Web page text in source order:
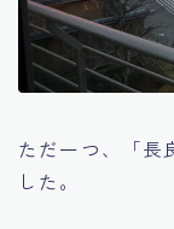
ただ一つ、「長
した。